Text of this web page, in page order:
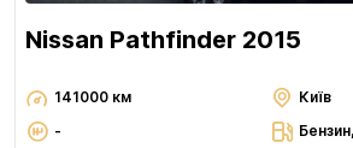
Nissan Pathfinder 2015
141000 км
Київ
-